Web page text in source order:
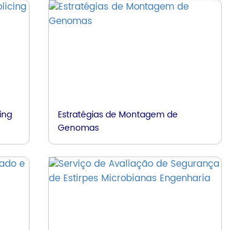
Estratégias de Montagem de
Genomas